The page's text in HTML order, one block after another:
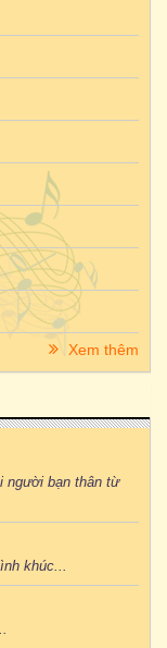
Xem thêm
người bạn thân từ
khúc...